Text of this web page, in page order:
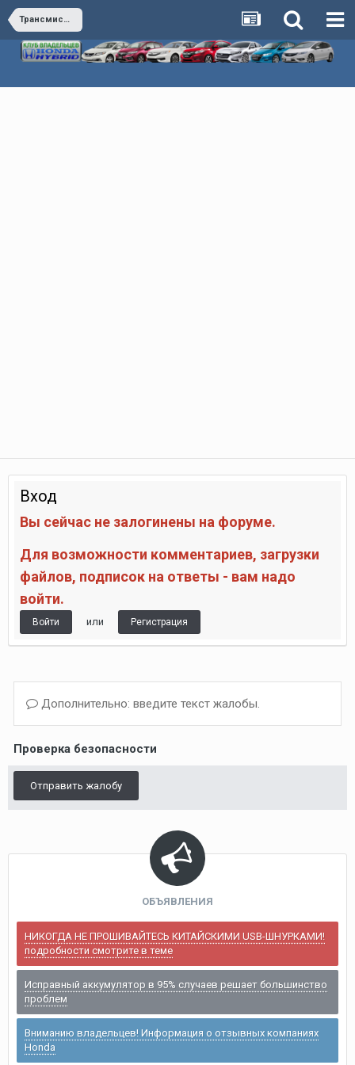
Трансмиссия
Вход
Вы сейчас не залогинены на форуме.
Для возможности комментариев, загрузки
файлов, подписок на ответы - вам надо
войти.
Войти или Регистрация
Дополнительно: введите текст жалобы.
Проверка безопасности
Отправить жалобу
ОБЪЯВЛЕНИЯ
НИКОГДА НЕ ПРОШИВАЙТЕСЬ КИТАЙСКИМИ USB-ШНУРКАМИ!
подробности смотрите в теме
Исправный аккумулятор в 95% случаев решает большинство
проблем
Вниманию владельцев! Информация о отзывных компаниях
Honda